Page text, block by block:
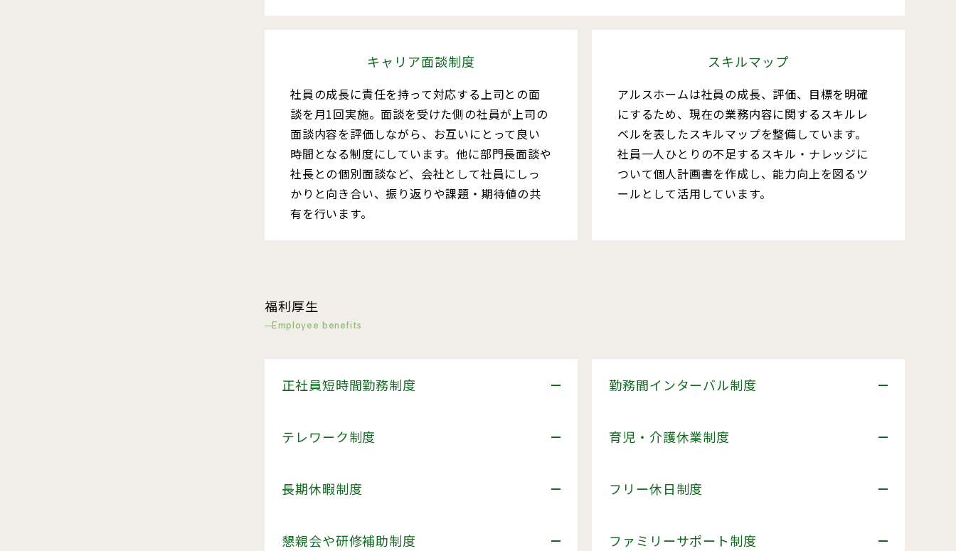
キャリア面談制度
社員の成長に責任を持って対応する上司との面
談を月1回実施。面談を受けた側の社員が上司の
面談内容を評価しながら、お互いにとって良い
時間となる制度にしています。他に部門長面談や
社長との個別面談など、会社として社員にしっ
かりと向き合い、振り返りや課題・期待値の共
有を行います。
スキルマップ
アルスホームは社員の成長、評価、目標を明確
にするため、現在の業務内容に関するスキルレ
ベルを表したスキルマップを整備しています。
社員一人ひとりの不足するスキル・ナレッジに
ついて個人計画書を作成し、能力向上を図るツ
ールとして活用しています。
福利厚生
Employee benefits
正社員短時間勤務制度
テレワーク制度
長期休暇制度
懇親会や研修補助制度
勤務間インターバル制度
育児・介護休業制度
フリー休日制度
ファミリーサポート制度